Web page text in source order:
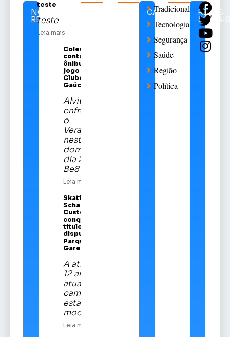
NOTÍCIAS
RELACIONADAS
teste
teste
Leia mais
Coleurb
contará com
ônibus para
jogo do Sport
Clube
Gaúcho
Alviverde
enfrentará
o
Veranópolis
neste
domingo,
dia 21, na
Be8 Arena
Leia mais
Skatista Alice
Schaeffer
Custódio
conquista
título em
disputa no
Parque da
Gare
A atleta de
12 anos é a
atual
campeã
estadual da
modalidade
Leia mais
CATEGORIAS
Tradicionalismo
Tecnologia
Segurança
Saúde
Região
Política
REDES